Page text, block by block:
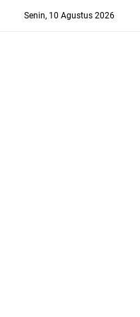
Senin, 10 Agustus 2026